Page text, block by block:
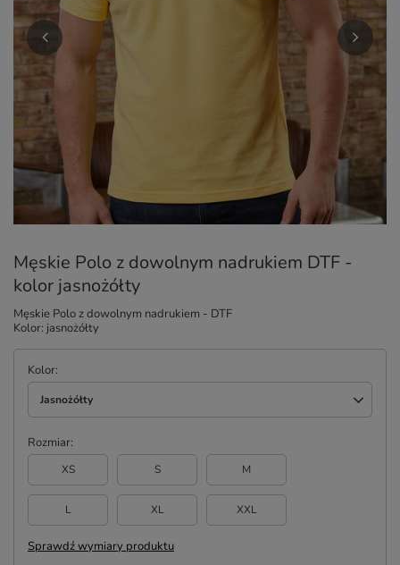
Męskie Polo z dowolnym nadrukiem DTF -
kolor jasnożółty
Męskie Polo z dowolnym nadrukiem - DTF
Kolor: jasnożółty
Kolor
Jasnożółty
Rozmiar
XS S M
L XL XXL
Sprawdź wymiary produktu